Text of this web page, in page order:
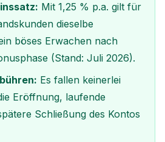
Mit 1,25 % p.a. gilt für
dieselbe
böses Erwachen nach
(Stand: Juli 2026).
Es fallen keinerlei
Eröffnung, laufende
Schließung des Kontos